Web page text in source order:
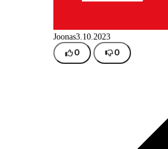
Joonas3.10.2023
0 0